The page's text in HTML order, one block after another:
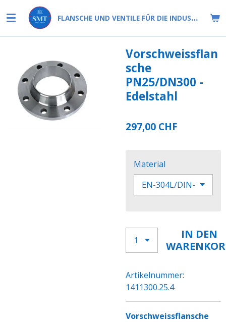
Hauptinhalt
springen
FLANSCHE UND VENTILE FÜR DIE INDUSTRIE
Vorschweissflan
sche
PN25/DN300 -
Edelstahl
297,00 CHF
Material
IN DEN
Artikelnummer:
1411300.25.4
Vorschweissflansche